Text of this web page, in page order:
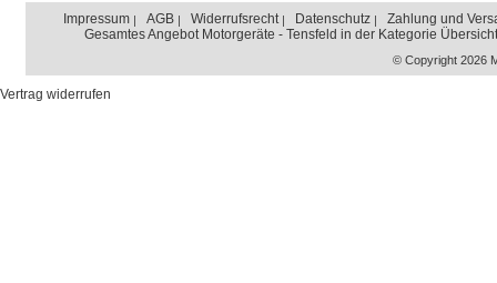
Impressum AGB Widerrufsrecht Datenschutz
Zahlung und
Gesamtes Angebot Motorgeräte - Tensfeld in der Kategorie Übersicht
© Copyright 2026
Vertrag widerrufen